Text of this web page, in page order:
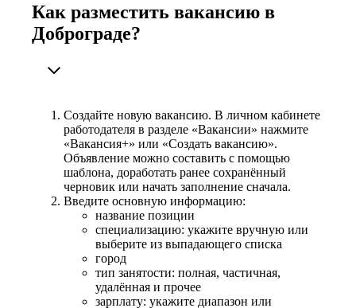
Как разместить вакансию в
Доброграде?
Создайте новую вакансию. В личном кабинете
работодателя в разделе «Вакансии» нажмите
«Вакансия+» или «Создать вакансию».
Объявление можно составить с помощью
шаблона, доработать ранее сохранённый
черновик или начать заполнение сначала.
Введите основную информацию:
название позиции
специализацию: укажите вручную или
выберите из выпадающего списка
город
тип занятости: полная, частичная,
удалённая и прочее
зарплату: укажите диапазон или